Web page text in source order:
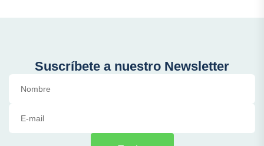
Suscríbete a nuestro Newsletter